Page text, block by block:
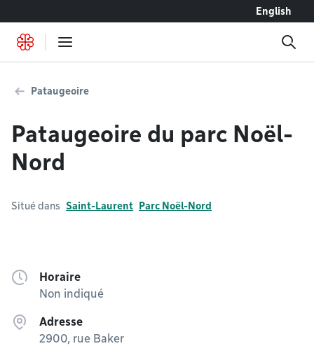
English
Pataugeoire
Pataugeoire du parc Noël-
Nord
Situé dans Saint-Laurent Parc Noël-Nord
Horaire
Non indiqué
Adresse
2900, rue Baker